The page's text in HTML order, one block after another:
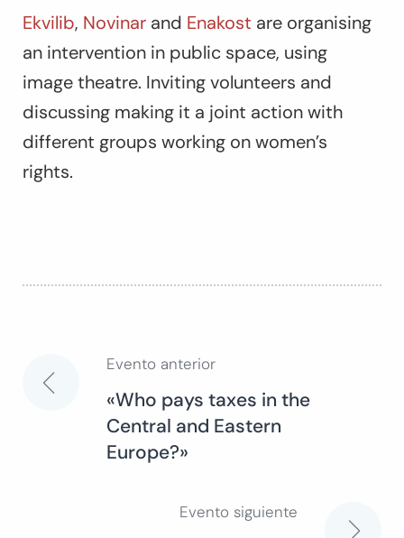
Ekvilib, Novinar and Enakost are organising
an intervention in public space, using
image theatre. Inviting volunteers and
discussing making it a joint action with
different groups working on women’s
rights.
Navegación
Evento anterior
«Who pays taxes in the
Central and Eastern
Europe?»
Evento siguiente